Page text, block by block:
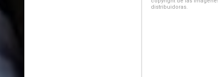
distribuidoras.